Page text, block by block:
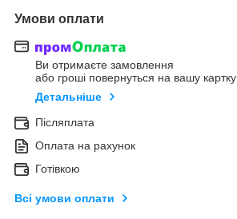
Умови оплати
Ви отримаєте замовлення
або гроші повернуться на вашу картку
Детальніше
Післяплата
Оплата на рахунок
Готівкою
Всі умови оплати